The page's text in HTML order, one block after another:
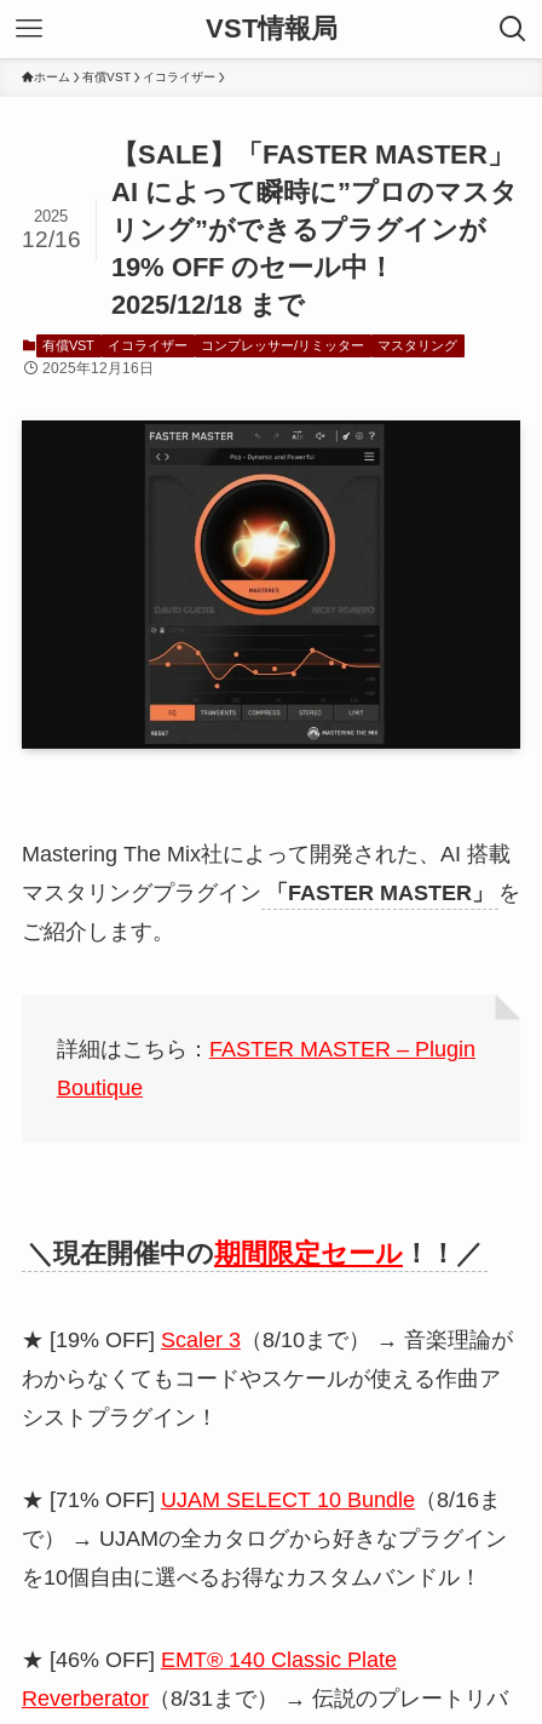
VST情報局
ホーム 有償VST イコライザー
【SALE】「FASTER MASTER」
AI によって瞬時に”プロのマスタ
リング”ができるプラグインが
19% OFF のセール中！
2025/12/18 まで
2025
12/16
有償VST イコライザー コンプレッサー/リミッター マスタリング
2025年12月16日
Mastering The Mix社によって開発された、AI 搭載
マスタリングプラグイン
「FASTER MASTER」
を
ご紹介します。
詳細はこちら： FASTER MASTER – Plugin
Boutique
＼現在開催中の期間限定セール！！／
★ [19% OFF] Scaler 3（8/10まで） → 音楽理論が
わからなくてもコードやスケールが使える作曲ア
シストプラグイン！
★ [71% OFF] UJAM SELECT 10 Bundle（8/16ま
で） → UJAMの全カタログから好きなプラグイン
を10個自由に選べるお得なカスタムバンドル！
★ [46% OFF] EMT® 140 Classic Plate
Reverberator（8/31まで） → 伝説のプレートリバ